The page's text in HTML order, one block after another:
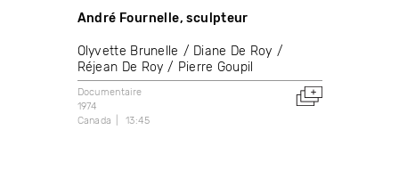
André Fournelle, sculpteur
Olyvette Brunelle
Diane De Roy
Réjean De Roy
Pierre Goupil
Documentaire
1974
Canada
13:45